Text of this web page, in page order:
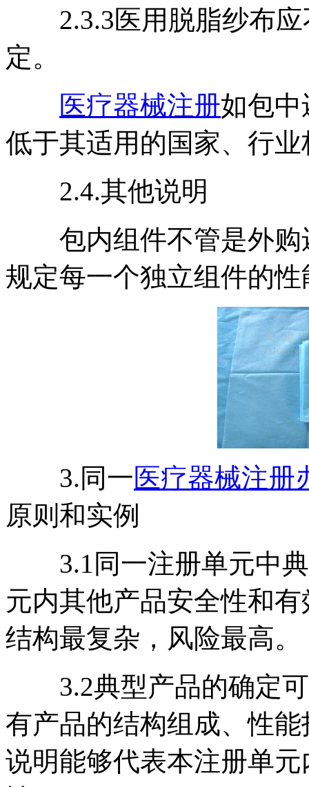
2.3.3医用脱脂纱布应
定。
医疗器械注册如包
低于其适用的国家、行
2.4.其他说明
包内组件不管是外购
规定每一个独立组件的
3.同一医疗器械注册
原则和实例
3.1同一注册单元中典
元内其他产品安全性和
结构最复杂，风险最高。
3.2典型产品的确定可
有产品的结构组成、性
说明能够代表本注册单